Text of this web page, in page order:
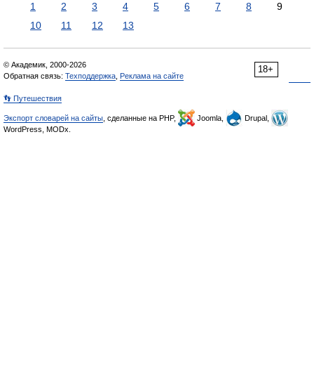
1 2 3 4 5 6 7 8
9
10
11 12 13
18+
© Академик, 2000-2026
Обратная связь: Техподдержка Реклама на сайте
👣 Путешествия
Экспорт словарей на сайты , сделанные на PHP, Joomla,
Drupal,
WordPress, MODx.